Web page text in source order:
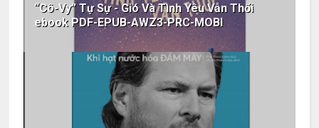
“Cô-Vy” Tự Sự - Gió Và Tình Yêu Vẫn Thổi
ebook PDF-EPUB-AWZ3-PRC-MOBI